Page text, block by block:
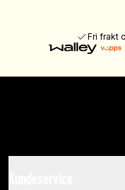
Fri frakt